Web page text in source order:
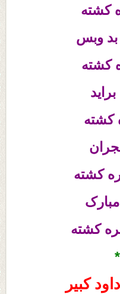
کشته
وبس
کشته
کشته
کشته
کشته
کبیر